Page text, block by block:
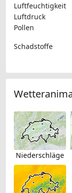
Luftfeuchtigkeit
Luftdruck
Pollen
Schadstoffe
Niederschläge